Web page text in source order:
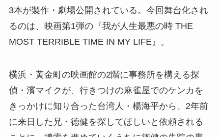
3本が製作・劇場公開されている。今回舞台化され
るのは、映画第1弾の『我が人生最悪の時 THE
MOST TERRIBLE TIME IN MY LIFE』。
横浜・黄金町の映画館の2階に事務所を構える探
偵・濱マイクが、行きつけの麻雀屋でのケンカを
きっかけに知り合った台湾人・楊海平から、2年前
に来日した兄・徳健を探してほしいと依頼される